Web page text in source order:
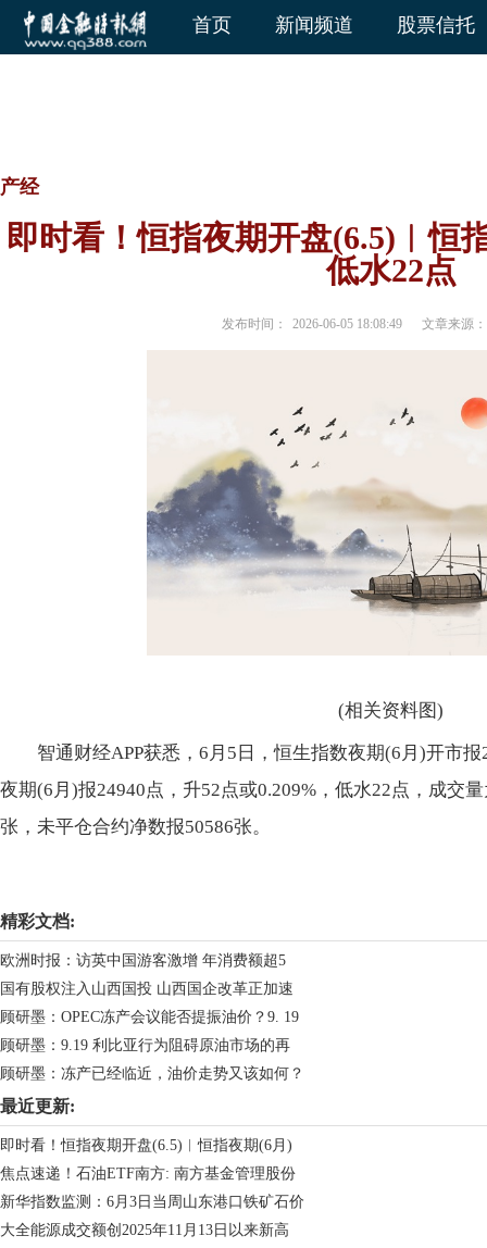
首页 新闻频道 股票信托
产经
即时看！恒指夜期开盘(6.5)︱恒
低水22点
发布时间： 2026-06-05 18:08:49 文章来源：
(相关资料图)
智通财经APP获悉，6月5日，恒生指数夜期(6月)开市
夜期(6月)报24940点，升52点或0.209%，低水22点，成交
张，未平仓合约净数报50586张。
精彩文档:
欧洲时报：访英中国游客激增 年消费额超5
国有股权注入山西国投 山西国企改革正加速
顾研墨：OPEC冻产会议能否提振油价？9. 19
顾研墨：9.19 利比亚行为阻碍原油市场的再
顾研墨：冻产已经临近，油价走势又该如何？
最近更新:
即时看！恒指夜期开盘(6.5)︱恒指夜期(6月)
焦点速递！石油ETF南方: 南方基金管理股份
新华指数监测：6月3日当周山东港口铁矿石价
大全能源成交额创2025年11月13日以来新高